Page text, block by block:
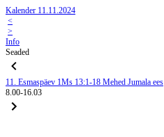
Kalender 11.11.2024
<
>
Info
Seaded
11. Esmaspäev 1Ms 13:1-18 Mehed Jumala ees
8.00-16.03